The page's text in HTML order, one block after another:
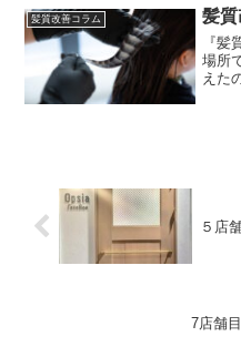
ＧＡ
髪質改善コラム 髪質
『
場所
えた
５店
7店舗